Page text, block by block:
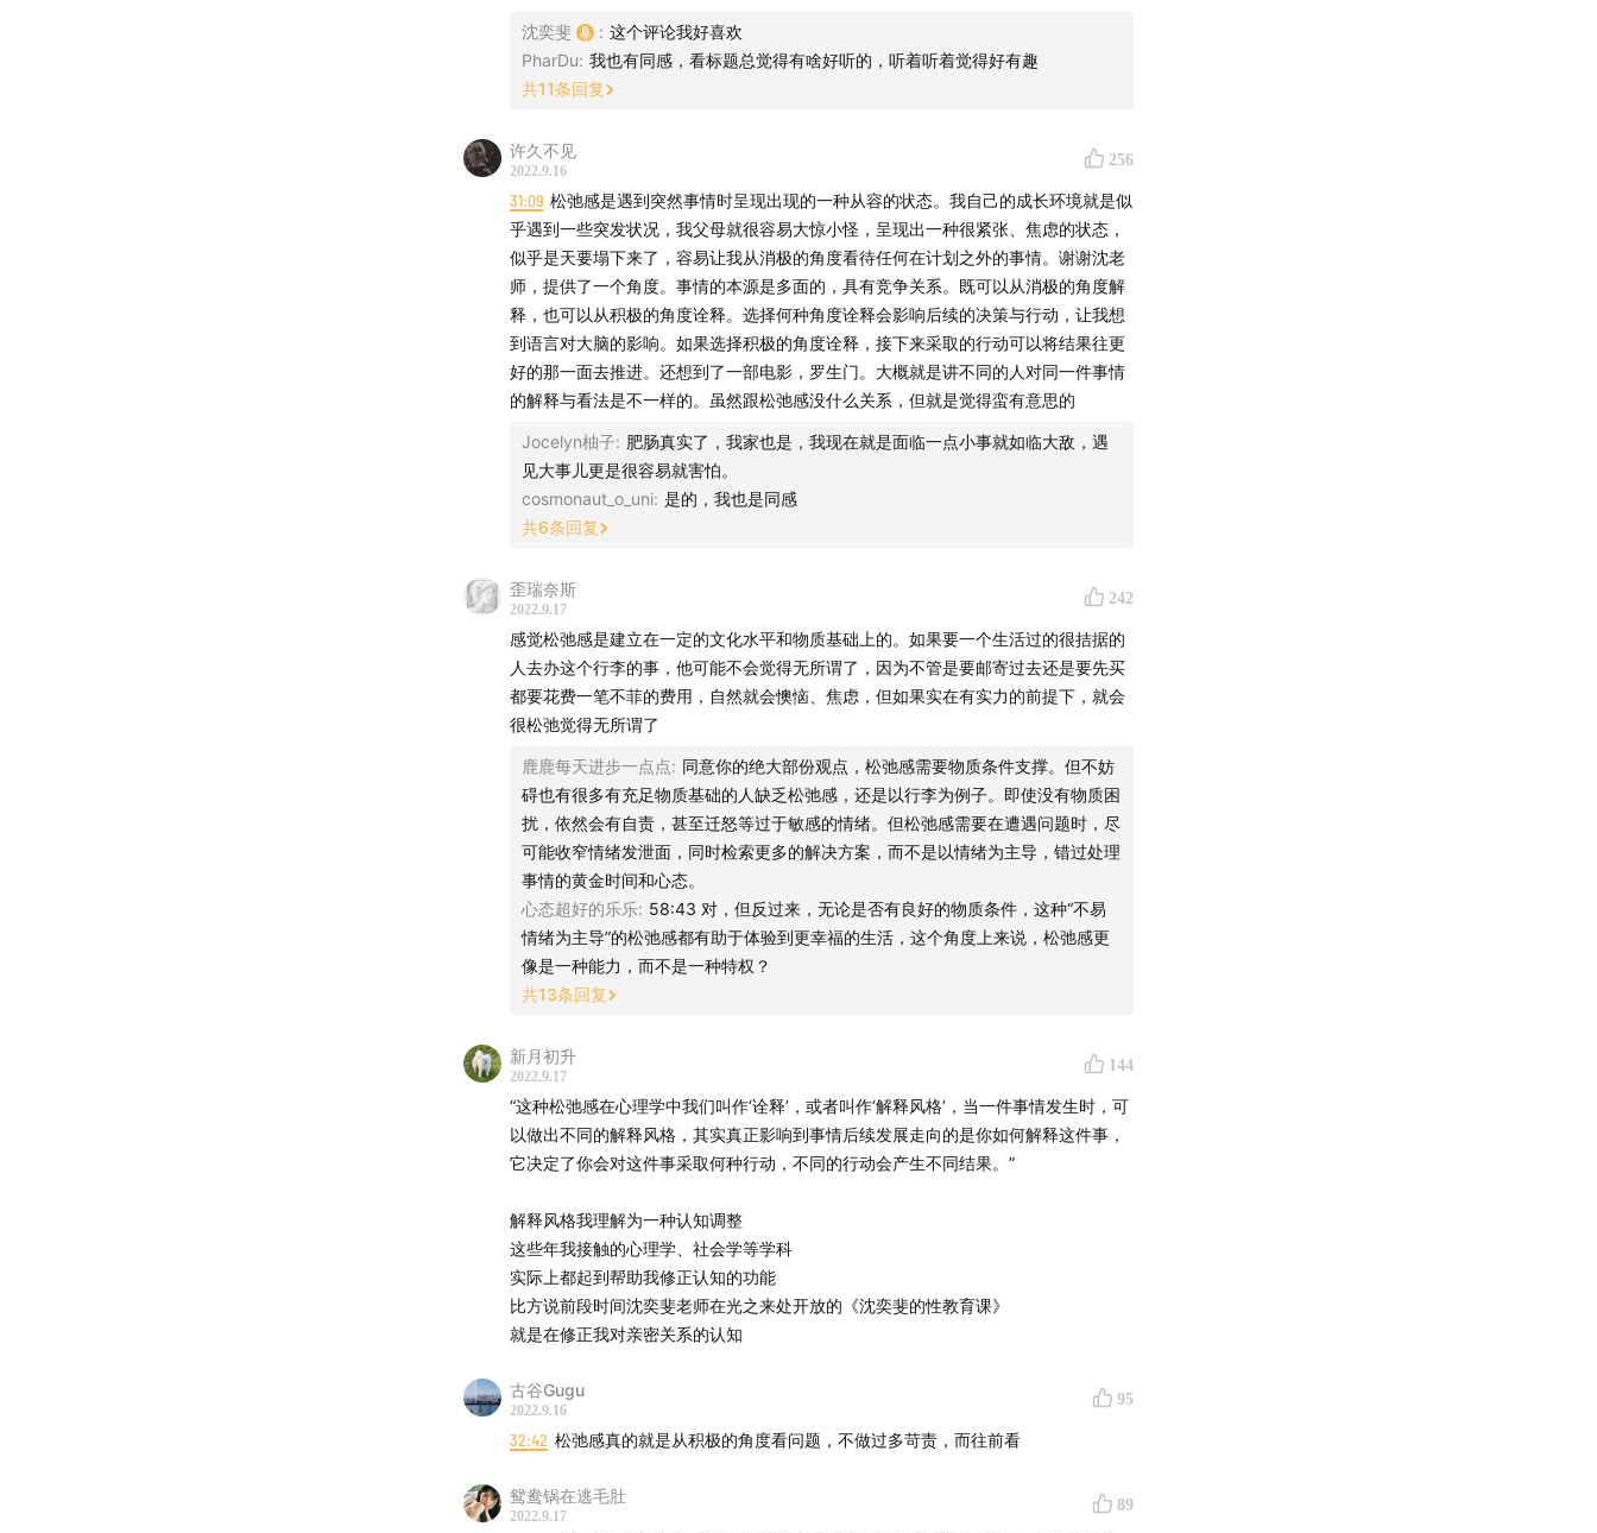
之来处」去看一看。
-如果你对「社会学爱情思维课」、CP卡牌感兴趣，你可以： 搜索公众号“光之
众号回复“知识星球”或者“咨询”，我会来回答你的困惑。
-如果你对「在2021年聊性别」感兴趣，你可以： 在「小宇宙首页搜索」和
「沈奕斐的播客主页」看到这个付费播客的购买入口， 我们也把「提纲」放在
「购买页面」上了，你可以去详细看看和试听。
出品：光之来处
策划：王敏澄
设计：马晓羽
剪辑：王小满
沈奕斐 : 这个评论我好喜欢
PharDu: 我也有同感，看标题总觉得有啥好听的，听着听着觉得好有趣
共11条回复
许久不见
2022.9.16
256
31:09 松弛感是遇到突然事情时呈现出现的一种从容的状态。我自己的成长环境就是似
乎遇到一些突发状况，我父母就很容易大惊小怪，呈现出一种很紧张、焦虑的状态，
似乎是天要塌下来了，容易让我从消极的角度看待任何在计划之外的事情。谢谢沈老
师，提供了一个角度。事情的本源是多面的，具有竞争关系。既可以从消极的角度解
释，也可以从积极的角度诠释。选择何种角度诠释会影响后续的决策与行动，让我想
到语言对大脑的影响。如果选择积极的角度诠释，接下来采取的行动可以将结果往更
好的那一面去推进。还想到了一部电影，罗生门。大概就是讲不同的人对同一件事情
的解释与看法是不一样的。虽然跟松弛感没什么关系，但就是觉得蛮有意思的
Jocelyn柚子: 肥肠真实了，我家也是，我现在就是面临一点小事就如临大敌，遇
见大事儿更是很容易就害怕。
cosmonaut_o_uni: 是的，我也是同感
共6条回复
歪瑞奈斯
2022.9.17
242
感觉松弛感是建立在一定的文化水平和物质基础上的。如果要一个生活过的很拮据的
人去办这个行李的事，他可能不会觉得无所谓了，因为不管是要邮寄过去还是要先买
都要花费一笔不菲的费用，自然就会懊恼、焦虑，但如果实在有实力的前提下，就会
很松弛觉得无所谓了
鹿鹿每天进步一点点: 同意你的绝大部份观点，松弛感需要物质条件支撑。但不妨
碍也有很多有充足物质基础的人缺乏松弛感，还是以行李为例子。即使没有物质困
扰，依然会有自责，甚至迁怒等过于敏感的情绪。但松弛感需要在遭遇问题时，尽
可能收窄情绪发泄面，同时检索更多的解决方案，而不是以情绪为主导，错过处理
事情的黄金时间和心态。
心态超好的乐乐: 58:43 对，但反过来，无论是否有良好的物质条件，这种“不易
情绪为主导”的松弛感都有助于体验到更幸福的生活，这个角度上来说，松弛感更
像是一种能力，而不是一种特权？
共13条回复
新月初升
2022.9.17
144
“这种松弛感在心理学中我们叫作‘诠释’，或者叫作‘解释风格’，当一件事情发生时，可
以做出不同的解释风格，其实真正影响到事情后续发展走向的是你如何解释这件事，
它决定了你会对这件事采取何种行动，不同的行动会产生不同结果。”
解释风格我理解为一种认知调整
这些年我接触的心理学、社会学等学科
实际上都起到帮助我修正认知的功能
比方说前段时间沈奕斐老师在光之来处开放的《沈奕斐的性教育课》
就是在修正我对亲密关系的认知
古谷Gugu
2022.9.16
95
32:42 松弛感真的就是从积极的角度看问题，不做过多苛责，而往前看
鸳鸯锅在逃毛肚
2022.9.17
89